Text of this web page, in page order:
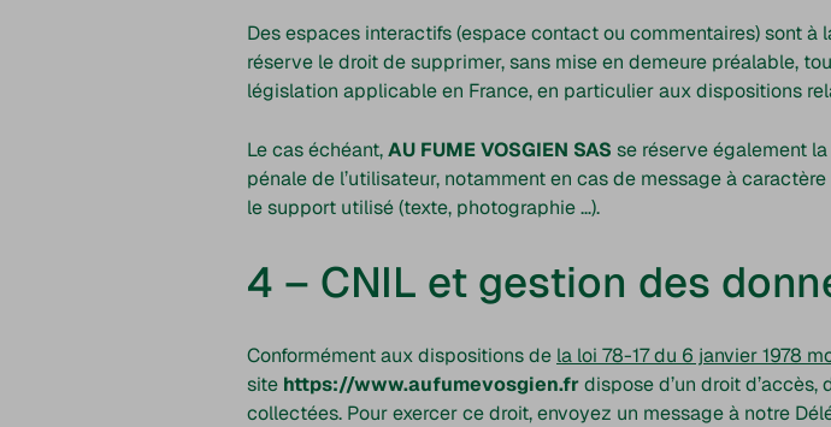
Des espaces interactifs (espace contact ou commentaires) sont à
réserve le droit de supprimer, sans mise en demeure préalable,
législation applicable en France, en particulier aux dispositions
Le cas échéant,AU FUME VOSGIEN SAS se réserve également
pénale de l’utilisateur, notamment en cas de message à
le support utilisé (texte, photographie …).
4 – CNIL et gestion des
Conformément aux dispositions de la loi 78-17 du 6 janvier 1978
site https://www.aufumevosgien.frdispose d’un droit
collectées. Pour exercer ce droit, envoyez un message à notre